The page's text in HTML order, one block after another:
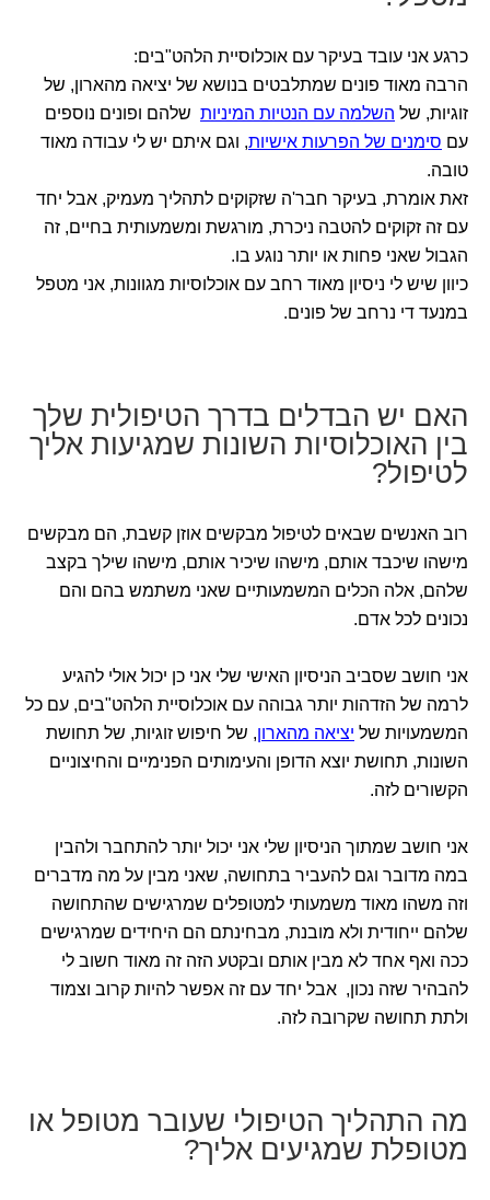
כרגע אני עובד בעיקר עם אוכלוסיית הלהט"בים:
הרבה מאוד פונים שמתלבטים בנושא של יציאה מהארון, של
זוגיות, של השלמה עם הנטיות המיניות שלהם ופונים נוספים
עם סימנים של הפרעות אישיות, וגם איתם יש לי עבודה מאוד
טובה.
זאת אומרת, בעיקר חבר'ה שזקוקים לתהליך מעמיק, אבל יחד
עם זה זקוקים להטבה ניכרת, מורגשת ומשמעותית בחיים, זה
הגבול שאני פחות או יותר נוגע בו.
כיוון שיש לי ניסיון מאוד רחב עם אוכלוסיות מגוונות, אני מטפל
במנעד די נרחב של פונים.
האם יש הבדלים בדרך הטיפולית שלך
בין האוכלוסיות השונות שמגיעות אליך
לטיפול?
רוב האנשים שבאים לטיפול מבקשים אוזן קשבת, הם מבקשים
מישהו שיכבד אותם, מישהו שיכיר אותם, מישהו שילך בקצב
שלהם, אלה הכלים המשמעותיים שאני משתמש בהם והם
נכונים לכל אדם.
אני חושב שסביב הניסיון האישי שלי אני כן יכול אולי להגיע
לרמה של הזדהות יותר גבוהה עם אוכלוסיית הלהט"בים, עם כל
המשמעויות של יציאה מהארון, של חיפוש זוגיות, של תחושת
השונות, תחושת יוצא הדופן והעימותים הפנימיים והחיצוניים
הקשורים לזה.
אני חושב שמתוך הניסיון שלי אני יכול יותר להתחבר ולהבין
במה מדובר וגם להעביר בתחושה, שאני מבין על מה מדברים
וזה משהו מאוד משמעותי למטופלים שמרגישים שהתחושה
שלהם ייחודית ולא מובנת, מבחינתם הם היחידים שמרגישים
ככה ואף אחד לא מבין אותם ובקטע הזה זה מאוד חשוב לי
להבהיר שזה נכון, אבל יחד עם זה אפשר להיות קרוב וצמוד
ולתת תחושה שקרובה לזה.
מה התהליך הטיפולי שעובר מטופל או
מטופלת שמגיעים אליך?